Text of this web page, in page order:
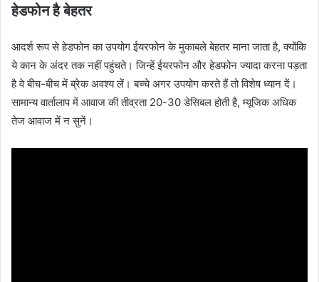
हेडफोन है बेहतर
आदर्श रूप से हेडफोन का उपयोग ईयरफोन के मुकाबले बेहतर माना जाता है, क्योंकि
ये कान के अंदर तक नहीं पहुंचते। जिन्हें ईयरफोन और हेडफोन ज्यादा करना पड़ता
है वे बीच-बीच में ब्रेक अवश्य लें। बच्चे अगर उपयोग करते हैं तो विशेष ध्यान दें।
सामान्य वार्तालाप में आवाज की तीव्रता 20-30 डेसिबल होती है, म्यूजिक अधिक
तेज आवाज में न सुनें।